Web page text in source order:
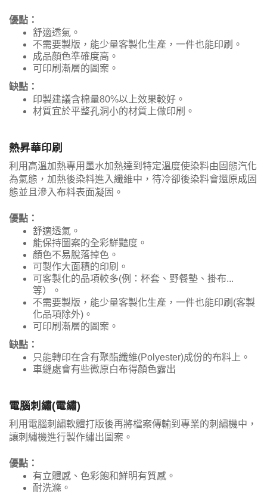
優點：
舒適透氣。
不需要製版，能少量客製化生產，一件也能印刷。
成品顏色準確度高。
可印刷漸層的圖案。
缺點：
印製建議含棉量80%以上效果較好。
材質宜於平整孔洞小的材質上做印刷。
熱昇華印刷
利用高溫加熱專用墨水加熱達到特定溫度使染料由固態汽化
為氣態，加熱後染料進入纖維中，待冷卻後染料會還原成固
態並且滲入布料表面凝固。
優點：
舒適透氣。
能保持圖案的全彩鮮豔度。
顏色不易脫落掉色。
可製作大面積的印刷。
可客製化的品項較多(例：杯套、野餐墊、掛布...
等）。
不需要製版，能少量客製化生產，一件也能印刷(客製
化品項除外)。
可印刷漸層的圖案。
缺點：
只能轉印在含有聚酯纖維(Polyester)成份的布料上。
車縫處會有些微原白布得顏色露出
電腦刺繡(電繡)
利用電腦刺繡軟體打版後再將檔案傳輸到專業的刺繡機中，
讓刺繡機進行製作繡出圖案。
優點：
有立體感、色彩飽和鮮明有質感。
耐洗滌。